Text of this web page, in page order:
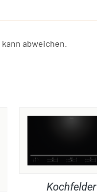
abweichen.
Kochfelder